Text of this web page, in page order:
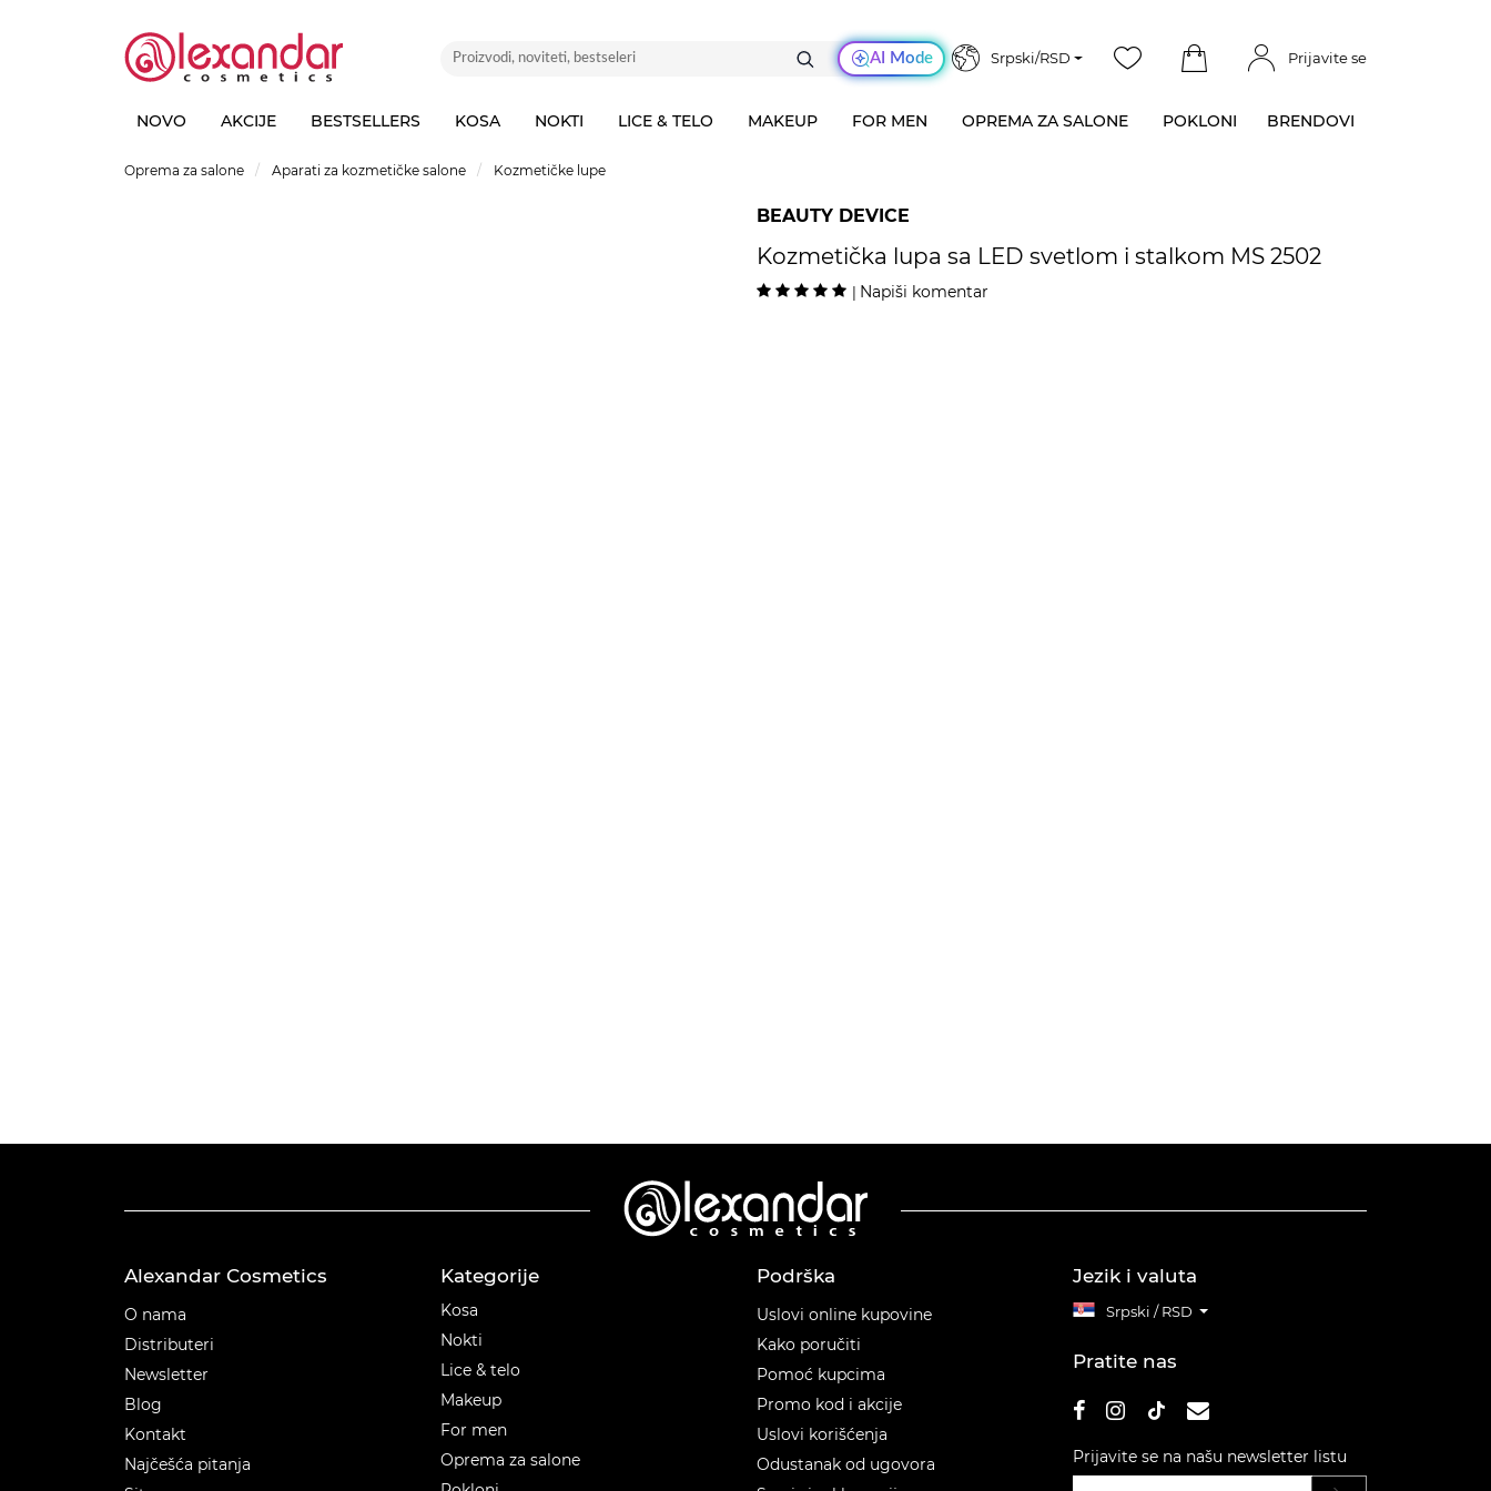
AI Mode Srpski/RSD Prijavite se
NOVO AKCIJE BESTSELLERS KOSA NOKTI LICE & TELO MAKEUP FOR MEN OPREMA ZA SALONE POKLONI BRENDOVI
Oprema za salone Aparati za kozmetičke salone Kozmetičke lupe
BEAUTY DEVICE
Kozmetička lupa sa LED svetlom i stalkom MS 2502
| Napiši komentar
Alexandar Cosmetics
O nama
Distributeri
Newsletter
Blog
Kontakt
Najčešća pitanja
Kategorije
Kosa
Nokti
Lice & telo
Makeup
For men
Oprema za salone
Podrška
Uslovi online kupovine
Kako poručiti
Pomoć kupcima
Promo kod i akcije
Uslovi korišćenja
Odustanak od ugovora
Jezik i valuta
Srpski / RSD
Pratite nas
Prijavite se na našu newsletter listu